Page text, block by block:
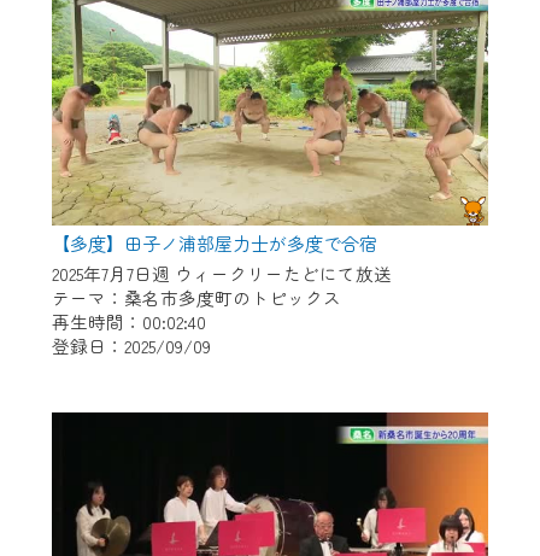
【多度】田子ノ浦部屋力士が多度で合宿
2025年7月7日週 ウィークリーたどにて放送
テーマ：桑名市多度町のトピックス
再生時間：00:02:40
登録日：2025/09/09